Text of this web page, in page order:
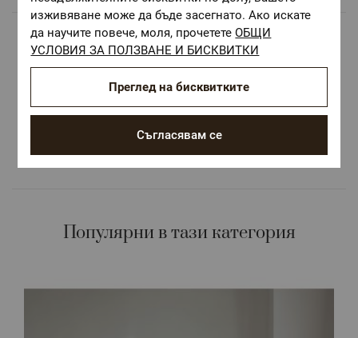
Безплатна доставка над 68 €
ОЕКО-ТЕКС СТАНДАРТ 100
здраве
Авторски десени.
Цветове и десени за всеки вкус и стил
Популярни в тази категория
изживяване може да бъде засегнато. Ако искате
да научите повече, моля, прочететеОБЩИ
УСЛОВИЯ ЗА ПОЛЗВАНЕ И БИСКВИТКИ
Съгласявам се
Преглед на бисквитките